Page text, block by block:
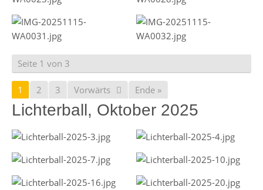
Seite 1 von 3
1 2 3 Vorwärts Ende »
Lichterball, Oktober 2025